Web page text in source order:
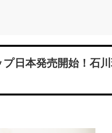
日本発売開始！石